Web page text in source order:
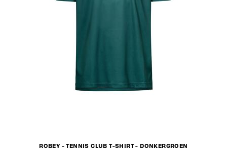
ROBEY - TENNIS CLUB T-SHIRT - DONKERGROEN